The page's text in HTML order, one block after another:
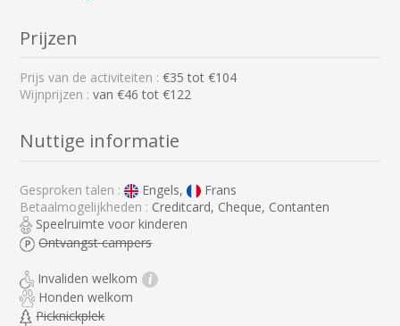
Prijzen
Prijs van de activiteiten :€35 tot €104
Wijnprijzen :van €46 tot €122
Nuttige informatie
Gesproken talen : Engels,
Frans
Betaalmogelijkheden : Creditcard, Cheque, Contanten
Speelruimte voor kinderen
Ontvangst campers
Invaliden welkom i
Honden welkom
Picknickplek